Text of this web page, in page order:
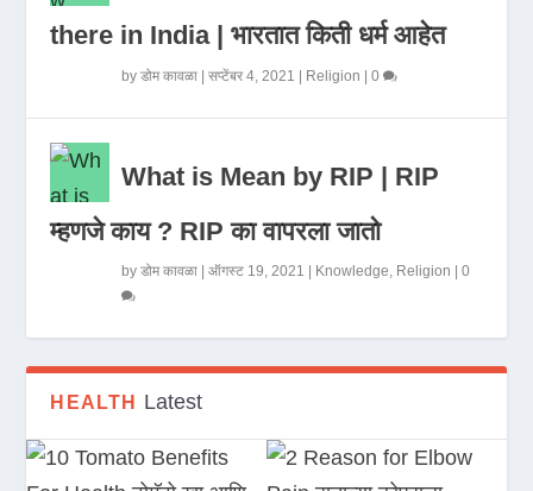
there in India | भारतात किती धर्म आहेत
byडोम कावळा |सप्टेंबर 4, 2021 Religion |0
What is Mean by RIP | RIP
म्हणजे काय ? RIP का वापरला जातो
byडोम कावळा |ऑगस्ट 19, 2021 Knowledge, Religion |0
HEALTH Latest